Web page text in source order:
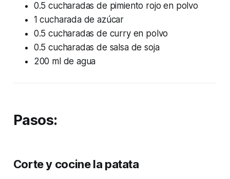
0.5 cucharadas de pimiento rojo en polvo
1 cucharada de azúcar
0.5 cucharadas de curry en polvo
0.5 cucharadas de salsa de soja
200 ml de agua
Pasos:
Corte y cocine la patata